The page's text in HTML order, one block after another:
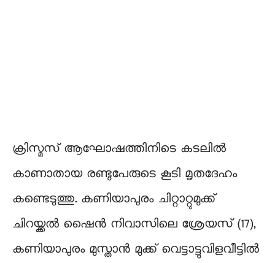
ക്രിസ്മസ് ആഘോഷത്തിനിടെ കടലിൽ
കാണാതായ രണ്ടുപേരുടെ കൂടി മൃതദേഹം
കണ്ടെടുത്തു. കണിയാപുരം ചിറ്റാറ്റുമുക്ക്
ചിറയ്ക്കൽ ഷൈൻ നിവാസിലെ ശ്രേയസ് (17),
കണിയാപുരം മുസ്താൻ മുക്ക് വെട്ടാട്ടുവിളവീട്ടിൽ